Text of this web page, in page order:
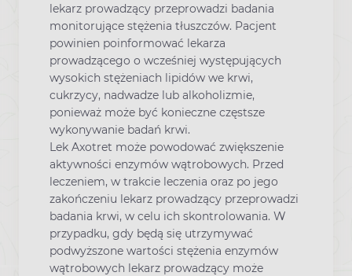
lekarz prowadzący przeprowadzi badania
monitorujące stężenia tłuszczów. Pacjent
powinien poinformować lekarza
prowadzącego o wcześniej występujących
wysokich stężeniach lipidów we krwi,
cukrzycy, nadwadze lub alkoholizmie,
ponieważ może być konieczne częstsze
wykonywanie badań krwi.
Lek Axotret może powodować zwiększenie
aktywności enzymów wątrobowych. Przed
leczeniem, w trakcie leczenia oraz po jego
zakończeniu lekarz prowadzący przeprowadzi
badania krwi, w celu ich skontrolowania. W
przypadku, gdy będą się utrzymywać
podwyższone wartości stężenia enzymów
wątrobowych lekarz prowadzący może